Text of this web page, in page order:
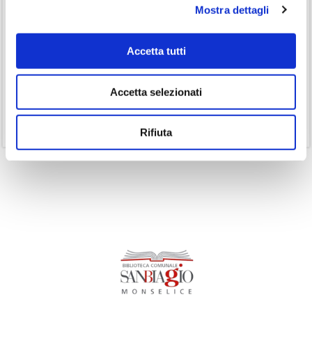
Mostra dettagli
Accetta tutti
Accetta selezionati
Rifiuta
Laboratorio(35)
(14)